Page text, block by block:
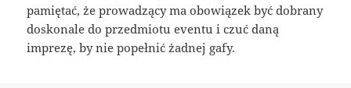
pamiętać, że prowadzący ma obowiązek być dobrany
doskonale do przedmiotu eventu i czuć daną
imprezę, by nie popełnić żadnej gafy.